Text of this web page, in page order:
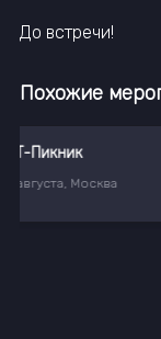
До встречи!
Похожие